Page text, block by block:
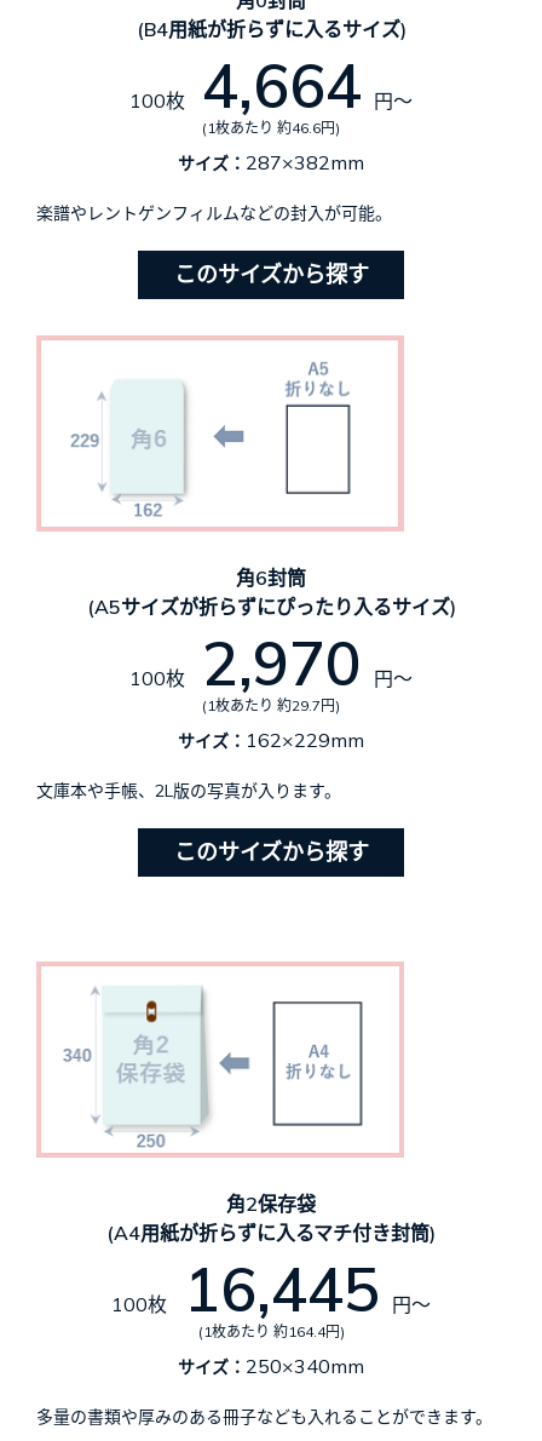
(B4用紙が折らずに入るサイズ)
100枚 4,664 円～
(1枚あたり 約46.6円)
サイズ： 287×382mm
楽譜やレントゲンフィルムなどの封入が可能。
このサイズから探す
角6封筒
(A5サイズが折らずにぴったり入るサイズ)
100枚 2,970 円～
(1枚あたり 約29.7円)
サイズ： 162×229mm
文庫本や手帳、2L版の写真が入ります。
このサイズから探す
角2保存袋
(A4用紙が折らずに入るマチ付き封筒)
100枚 16,445 円～
(1枚あたり 約164.4円)
サイズ： 250×340mm
多量の書類や厚みのある冊子なども入れることができます。